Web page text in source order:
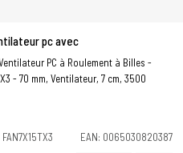
pc avec
PC à Roulement à Billes -
- 70 mm, Ventilateur, 7 cm, 3500
EAN: 0065030820387